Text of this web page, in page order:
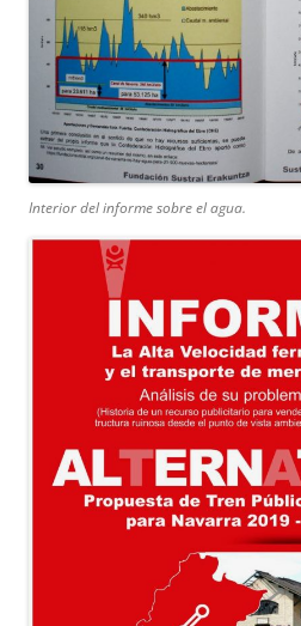
Interior del informe sobre el agua.